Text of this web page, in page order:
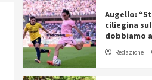
Augello:
ciliegina
dobbiamo
Redazione